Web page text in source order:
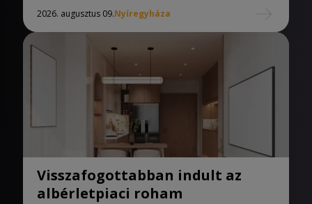
2026. augusztus 09.Nyíregyháza
Visszafogottabban indult az
albérletpiaci roham